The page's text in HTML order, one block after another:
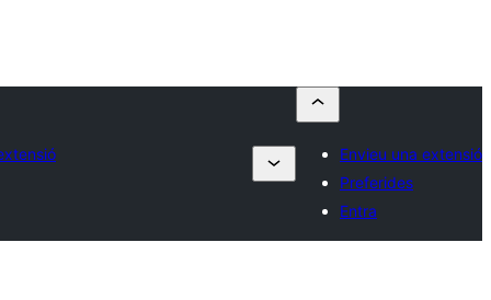
Envieu una extensió
Preferides
Entra